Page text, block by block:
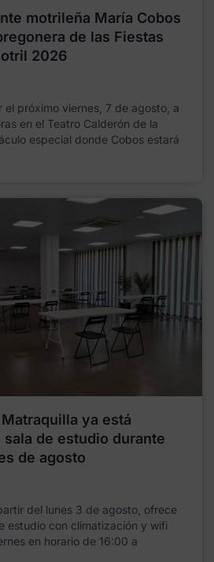
motrileña María Cobos
de las Fiestas
2026
el próximo viernes, 7 de agosto, a
en el Teatro Calderón de la
especial donde Cobos estará
ya está
sala de estudio durante
de agosto
del lunes 3 de agosto, ofrece
estudio con climatización y wifi
en horario de 16:00 a